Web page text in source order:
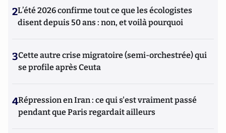
2L’été 2026 confirme tout ce que les écologistes
disent depuis 50 ans : non, et voilà pourquoi
3Cette autre crise migratoire (semi-orchestrée) qui
se profile après Ceuta
4Répression en Iran : ce qui s'est vraiment passé
pendant que Paris regardait ailleurs